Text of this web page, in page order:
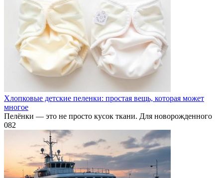
Хлопковые детские пеленки: простая вещь, которая может
многое
Пелёнки — это не просто кусок ткани. Для новорожденного
082